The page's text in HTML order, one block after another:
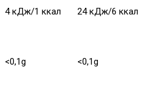
4 кДж/1 ккал 24 кДж/6 ккал
<0,1g
<0,1g